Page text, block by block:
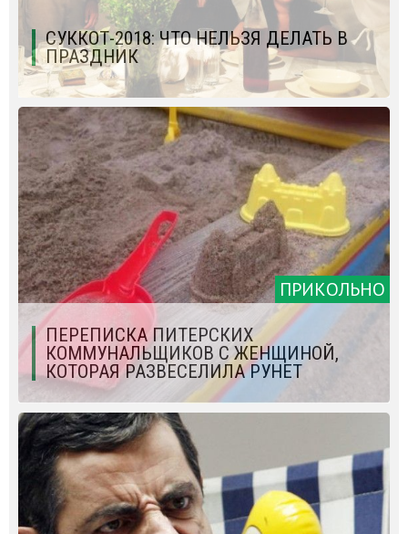
СУККОТ-2018: ЧТО НЕЛЬЗЯ ДЕЛАТЬ В
ПРАЗДНИК
ПРИКОЛЬНО
ПЕРЕПИСКА ПИТЕРСКИХ
КОММУНАЛЬЩИКОВ С ЖЕНЩИНОЙ,
КОТОРАЯ РАЗВЕСЕЛИЛА РУНЕТ